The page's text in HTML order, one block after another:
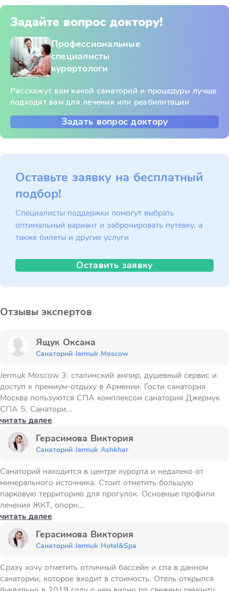
Задайте вопрос доктору!
Профессиональные
специалисты
курортологи
Расскажут вам какой санаторий и процедуры лучше
подходят вам для лечения или реабилитации
Задать вопрос доктору
Оставьте заявку на бесплатный
подбор!
Специалисты поддержки помогут выбрать
оптимальный вариант и забронировать путёвку, а
также билеты и другие услуги
Оставить заявку
Отзывы экспертов
Ящук Оксана
Санаторий Jermuk Moscow
Jermuk Moscow 3: сталинский ампир, душевный сервис и
доступ к премиум-отдыху в Армении. Гости санатория
Москва пользуются СПА комплексом санатория Джермук
СПА 5. Санатори...
читать далее
Герасимова Виктория
Санаторий Jermuk Ashkhar
Санаторий находится в центре курорта и недалеко от
минерального источника. Стоит отметить большую
парковую территорию для прогулок. Основные профили
лечения ЖКТ, опорн...
читать далее
Герасимова Виктория
Санаторий Jermuk Hotel&Spa
Сразу хочу отметить отличный бассейн и спа в данном
санатории, которое входит в стоимость. Отель открылся